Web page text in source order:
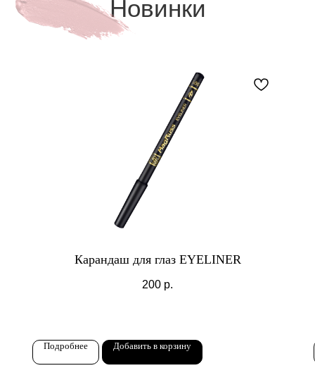
Новинки
Карандаш для глаз EYELINER
200 р.
Подробнее Добавить в корзину